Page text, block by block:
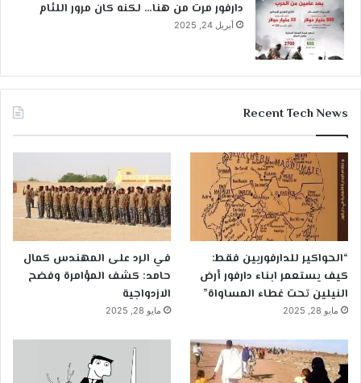
دارفور مرت من هنا… لكنه كان مرور اللئام
أبريل 24, 2025
Recent Tech News
“الحواكير للدارفوريين فقط:
كيف يستعمر ابناء دارفور أرض
النيلين تحت غطاء المساواة”
مايو 28, 2025
في الرد على المهندس كمال
حامد: كشف المؤامرة وفضح
الازدواجية
مايو 28, 2025